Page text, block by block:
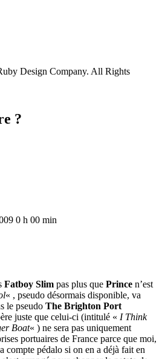
Design Company. All Rights
?
0 h 00 min
Fatboy Slim pas plus que Prince n’est
« , pseudo désormais disponible, va
le pseudo The Brighton Port
juste que celui-ci (intitulé « I Think
Boat« ) ne sera pas uniquement
portuaires de France parce que moi,
compte pédalo si on en a déjà fait en